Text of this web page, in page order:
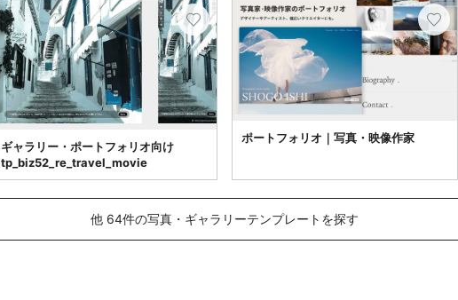
ギャラリー・ポートフォリオ向け
tp_biz52_re_travel_movie
ポートフォリオ｜写真・映像作家
他 64件の写真・ギャラリーテンプレートを探す